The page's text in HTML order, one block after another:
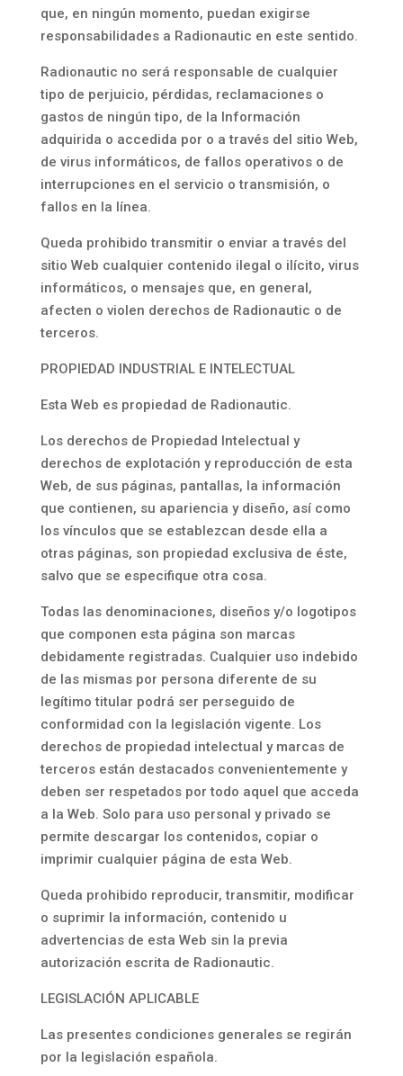
que, en ningún momento, puedan exigirse
responsabilidades a Radionautic en este sentido.
Radionautic no será responsable de cualquier
tipo de perjuicio, pérdidas, reclamaciones o
gastos de ningún tipo, de la Información
adquirida o accedida por o a través del sitio Web,
de virus informáticos, de fallos operativos o de
interrupciones en el servicio o transmisión, o
fallos en la línea.
Queda prohibido transmitir o enviar a través del
sitio Web cualquier contenido ilegal o ilícito, virus
informáticos, o mensajes que, en general,
afecten o violen derechos de Radionautic o de
terceros.
PROPIEDAD INDUSTRIAL E INTELECTUAL
Esta Web es propiedad de Radionautic.
Los derechos de Propiedad Intelectual y
derechos de explotación y reproducción de esta
Web, de sus páginas, pantallas, la información
que contienen, su apariencia y diseño, así como
los vínculos que se establezcan desde ella a
otras páginas, son propiedad exclusiva de éste,
salvo que se especifique otra cosa.
Todas las denominaciones, diseños y/o logotipos
que componen esta página son marcas
debidamente registradas. Cualquier uso indebido
de las mismas por persona diferente de su
legítimo titular podrá ser perseguido de
conformidad con la legislación vigente. Los
derechos de propiedad intelectual y marcas de
terceros están destacados convenientemente y
deben ser respetados por todo aquel que acceda
a la Web. Solo para uso personal y privado se
permite descargar los contenidos, copiar o
imprimir cualquier página de esta Web.
Queda prohibido reproducir, transmitir, modificar
o suprimir la información, contenido u
advertencias de esta Web sin la previa
autorización escrita de Radionautic.
LEGISLACIÓN APLICABLE
Las presentes condiciones generales se regirán
por la legislación española.